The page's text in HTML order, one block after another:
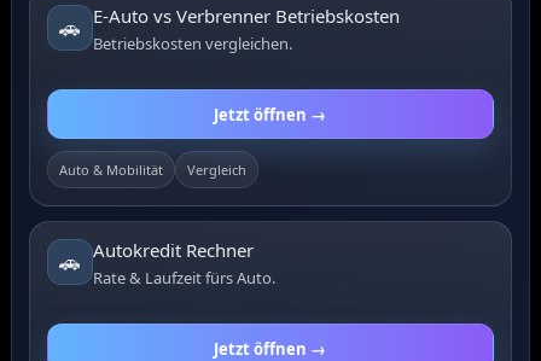
🚗 E-Auto vs Verbrenner Betriebskosten
Betriebskosten vergleichen.
Jetzt öffnen →
Auto & Mobilität Vergleich
🚗 Autokredit Rechner
Rate & Laufzeit fürs Auto.
Jetzt öffnen →